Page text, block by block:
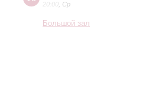
20:00 Ср
Большой зал